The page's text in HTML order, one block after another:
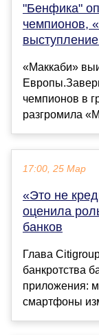
"Бенфика"
чемпионов,
«Маккаби»
чемпионов в
разгромила
17:00, 25 Мар
«Это не
оценила
банков
Глава
банкротства
приложения:
смартфоны